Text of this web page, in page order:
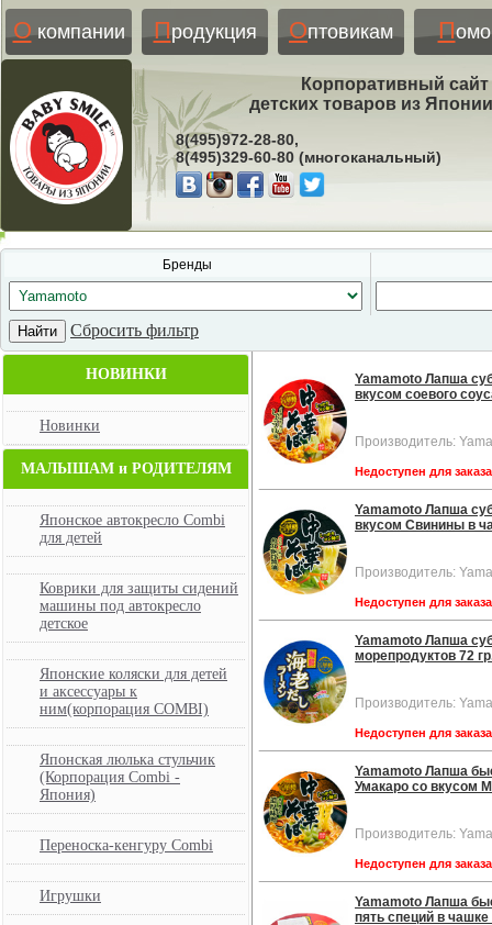
Окомпании Продукция Оптовикам П
Корпоративный
детских товаров из
8(495)972-28-80,
8(495)329-60-80 (многоканальный)
Бренды
Сбросить фильтр
НОВИНКИ
Новинки
МАЛЫШАМ и РОДИТЕЛЯМ
Японское автокресло Combi
для детей
Коврики для защиты сидений
машины под автокресло
детское
Японские коляски для детей
и аксессуары к
ним(корпорация COMBI)
Японская люлька стульчик
(Корпорация Combi -
Япония)
Переноска-кенгуру Combi
Игрушки
Yamamoto Лапша
вкусом соевого
Производитель:
Недоступен для
Yamamoto Лапша
вкусом Свинины в
Производитель:
Недоступен для
Yamamoto Лапша
морепродуктов 72
Производитель:
Недоступен для
Yamamoto Лапша
Умакаро со вкусом
Производитель:
Недоступен для
Yamamoto Лапша
пять специй в чашке